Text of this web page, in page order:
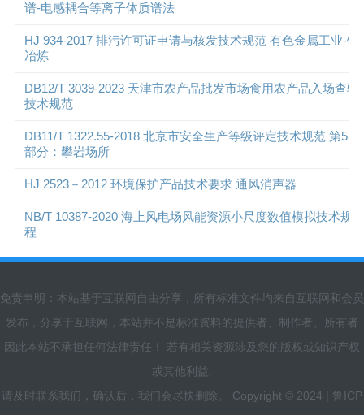
谱-电感耦合等离子体质谱法
HJ 934-2017 排污许可证申请与核发技术规范 有色金属工业-镍
冶炼
DB12/T 3039-2023 天津市农产品批发市场食用农产品入场查验
技术规范
DB11/T 1322.55-2018 北京市安全生产等级评定技术规范 第55
部分：攀岩场所
HJ 2523－2012 环境保护产品技术要求 通风消声器
NB/T 10387-2020 海上风电场风能资源小尺度数值模拟技术规
程
免责申明：本站基于互联网自由分享，所有标准文件均来自互联网和会员
发布，分享于互联网，本站并不是标准资料的提供者、制作者、所有者
因此本站不承担任何法律责任！ 若有相关资源涉及您的版权或知识产权
或其他利益.
请及时联系我们，确认后，我们会尽快删除。 Copyright © 2024 | 鲁ICP